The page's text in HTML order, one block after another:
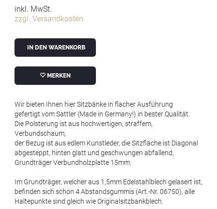
inkl. MwSt.
zzgl. Versandkosten
IN DEN WARENKORB
MERKEN
Wir bieten Ihnen hier Sitzbänke in flacher Ausführung
gefertigt vom Sattler (Made in Germany!) in bester Qualität.
Die Polsterung ist aus hochwertigen, straffem,
Verbundschaum,
der Bezug ist aus edlem Kunstleder, die Sitzfläche ist Diagonal
abgesteppt, hinten glatt und geschwungen abfallend,
Grundträger Verbundholzplatte 15mm.
Im Grundträger, welcher aus 1,5mm Edelstahlblech gelasert ist,
befinden sich schon 4 Abstandsgummis (Art.-Nr. 06750), alle
Haltepunkte sind gleich wie Originalsitzbankblech.